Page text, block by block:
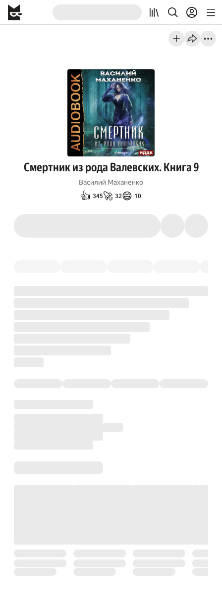
Смертник из рода Валевских. Книга 9
Василий Маханенко
👍 345🚀 32😄 10